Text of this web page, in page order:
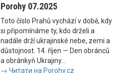
Porohy 07.2025
Toto číslo Prahů vychází v době, kdy
si připomínáme ty, kdo drželi a
nadále drží ukrajinské nebe, zemi a
důstojnost. 14. říjen — Den obránců
a obránkyň Ukrajiny...
→ Читати на Porohy.cz